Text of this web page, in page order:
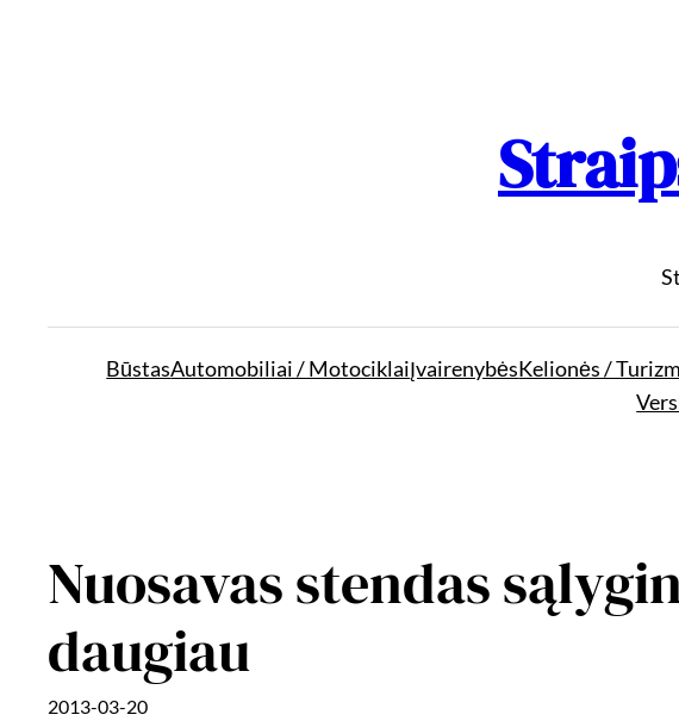
BūstasAutomobiliai / MotociklaiĮvairenybėsKelionės /
Nuosavas stendas
daugiau
2013-03-20